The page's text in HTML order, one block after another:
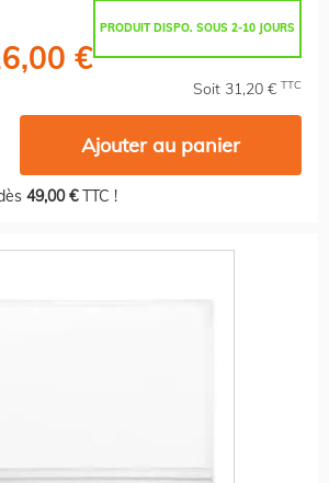
PRODUIT DISPO. SOUS 2-10 JOURS
€
Soit 31,20 € TTC
Ajouter au panier
49,00 €TTC !